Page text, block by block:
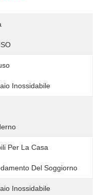
Inossidabile
Per La Casa
Del Soggiorno
Inossidabile